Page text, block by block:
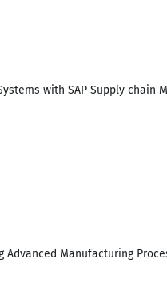
with SAP Supply chain
Advanced Manufacturing